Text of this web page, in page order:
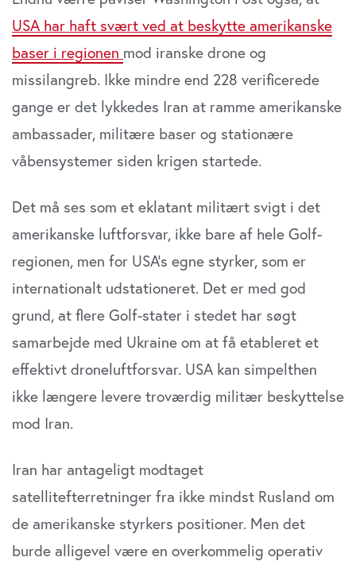
USA har haft svært ved at beskytte amerikanske
baser i regionen mod iranske drone og
missilangreb. Ikke mindre end 228 verificerede
gange er det lykkedes Iran at ramme amerikanske
ambassader, militære baser og stationære
våbensystemer siden krigen startede.
Det må ses som et eklatant militært svigt i det
amerikanske luftforsvar, ikke bare af hele Golf-
regionen, men for USA’s egne styrker, som er
internationalt udstationeret. Det er med god
grund, at flere Golf-stater i stedet har søgt
samarbejde med Ukraine om at få etableret et
effektivt droneluftforsvar. USA kan simpelthen
ikke længere levere troværdig militær beskyttelse
mod Iran.
Iran har antageligt modtaget
satellitefterretninger fra ikke mindst Rusland om
de amerikanske styrkers positioner. Men det
burde alligevel være en overkommelig operativ